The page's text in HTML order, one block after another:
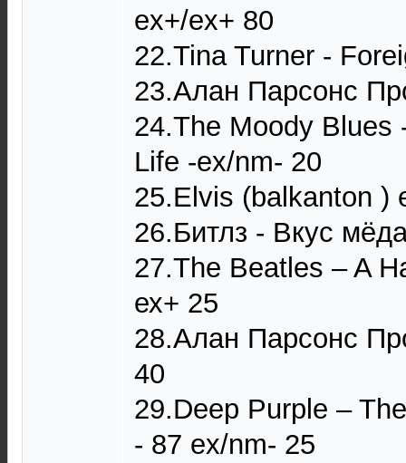
ex+/ex+ 80
22.Tina Turner -
23.Алан Парсонс
24.The Moody Blues
Life -ex/nm- 20
25.Elvis (balkanton )
26.Битлз - Вкус
27.The Beatles ‎– A
ех+ 25
28.Алан Парсонс
40
29.Deep Purple ‎–
- 87 ex/nm- 25